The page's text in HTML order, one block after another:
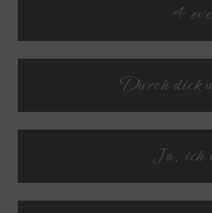
4
Durch dick
Ja,